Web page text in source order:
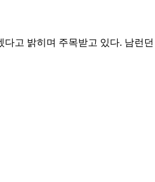
고 밝히며 주목받고 있다. 남런